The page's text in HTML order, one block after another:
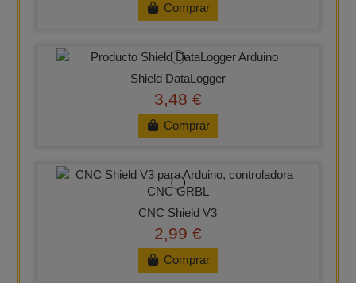
Comprar
Shield DataLogger
3,48 €
Comprar
CNC Shield V3
2,99 €
Comprar